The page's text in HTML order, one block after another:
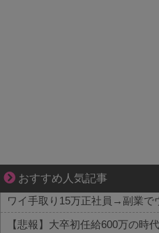
おすすめ人気記事
好青年の片思いが壊れていくまで